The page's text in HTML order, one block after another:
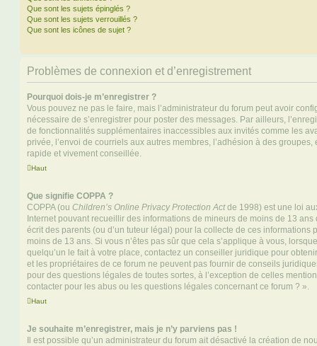
Que sont les sujets épinglés ?
Que sont les sujets verrouillés ?
Que sont les icônes de sujet ?
Problèmes de connexion et d’enregistrement
Pourquoi dois-je m’enregistrer ?
Vous pouvez ne pas le faire, mais l’administrateur du forum peut avoir
nécessaire de s’enregistrer pour poster des messages. Par ailleurs,
de fonctionnalités supplémentaires inaccessibles aux invités comme les
privée, l’envoi de courriels aux autres membres, l’adhésion à des groupes,
rapide et vivement conseillée.
Haut
Que signifie COPPA ?
COPPA (ou Children’s Online Privacy Protection Actde 1998) est une loi
Internet pouvant recueillir des informations de mineurs de moins de 13
écrit des parents (ou d’un tuteur légal) pour la collecte de ces informations
moins de 13 ans. Si vous n’êtes pas sûr que cela s’applique à vous,
quelqu’un le fait à votre place, contactez un conseiller juridique pour
et les propriétaires de ce forum ne peuvent pas fournir de conseils
pour des questions légales de toutes sortes, à l’exception de celles
contacter pour les abus ou les questions légales concernant ce forum ? ».
Haut
Je souhaite m’enregistrer, mais je n’y parviens pas !
Il est possible qu’un administrateur du forum ait désactivé la création de